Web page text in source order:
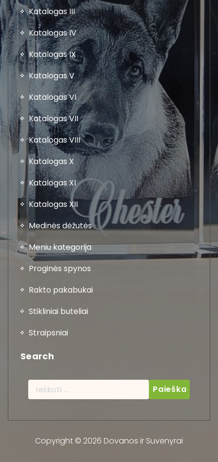
Katalogas III
Katalogas IV
Katalogas IX
Katalogas V
Katalogas VI
Katalogas VII
Katalogas VIII
Katalogas X
Katalogas XI
Katalogas XII
Medinės dėžutės
Meniu kategorija
Proginės spynos
Rakto pakabukai
Stikliniai buteliai
Straipsniai
Search
Ieškoti:
Copyright © 2026 Dovanos ir Suvenyrai